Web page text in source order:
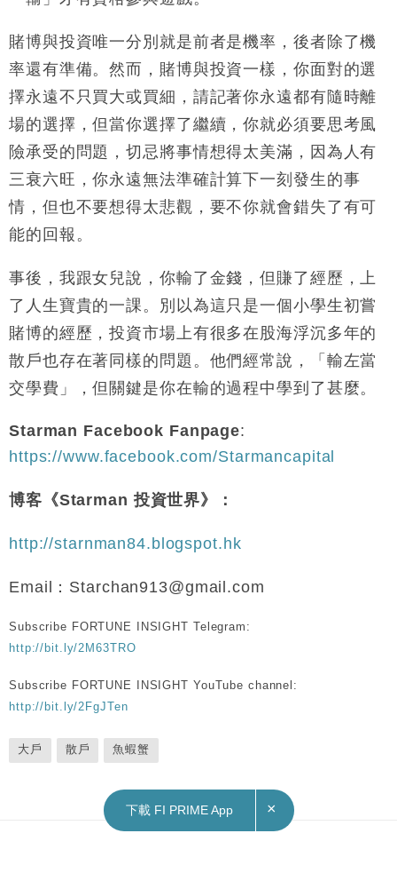
賭博與投資唯一分別就是前者是機率，後者除了機
率還有準備。然而，賭博與投資一樣，你面對的選
擇永遠不只買大或買細，請記著你永遠都有隨時離
場的選擇，但當你選擇了繼續，你就必須要思考風
險承受的問題，切忌將事情想得太美滿，因為人有
三衰六旺，你永遠無法準確計算下一刻發生的事
情，但也不要想得太悲觀，要不你就會錯失了有可
能的回報。
事後，我跟女兒說，你輸了金錢，但賺了經歷，上
了人生寶貴的一課。別以為這只是一個小學生初嘗
賭博的經歷，投資市場上有很多在股海浮沉多年的
散戶也存在著同樣的問題。他們經常說，「輸左當
交學費」，但關鍵是你在輸的過程中學到了甚麼。
Starman Facebook Fanpage:
https://www.facebook.com/Starmancapital
博客《Starman 投資世界》：
http://starnman84.blogspot.hk
Email：Starchan913@gmail.com
Subscribe FORTUNE INSIGHT Telegram:
http://bit.ly/2M63TRO
Subscribe FORTUNE INSIGHT YouTube channel:
http://bit.ly/2FgJTen
大戶 散戶 魚蝦蟹
下載 FI PRIME App ×